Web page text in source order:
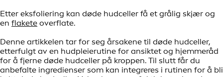
Etter eksfoliering kan døde hudceller få et grålig skjær og
en flakete overflate.
Denne artikkelen tar for seg årsakene til døde hudceller,
etterfulgt av en hudpleierutine for ansiktet og hjemmeråd
for å fjerne døde hudceller på kroppen. Til slutt får du
anbefalte ingredienser som kan integreres i rutinen for å bli